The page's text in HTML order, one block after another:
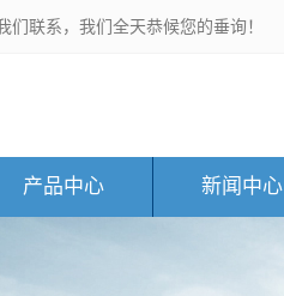
联系，我们全天恭候您的垂询！
产品中心 新闻中心